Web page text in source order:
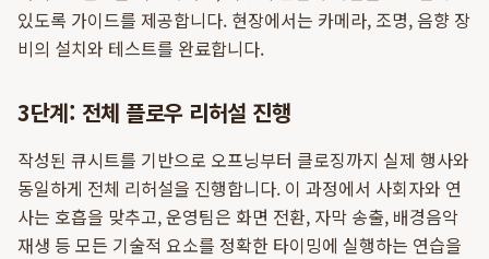
있도록 가이드를 제공합니다. 현장에서는 카메라, 조명, 음향 장
비의 설치와 테스트를 완료합니다.
3단계: 전체 플로우 리허설 진행
작성된 큐시트를 기반으로 오프닝부터 클로징까지 실제 행사와
동일하게 전체 리허설을 진행합니다. 이 과정에서 사회자와 연
사는 호흡을 맞추고, 운영팀은 화면 전환, 자막 송출, 배경음악
재생 등 모든 기술적 요소를 정확한 타이밍에 실행하는 연습을